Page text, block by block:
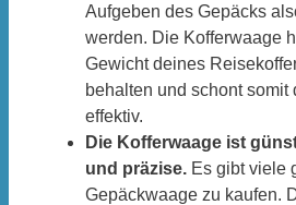
Aufgeben des Gepäcks
werden. Die Kofferwaage
Gewicht deines
behalten und schont
effektiv.
Die Kofferwaage ist
und präzise. Es gibt viele
Gepäckwaage zu kaufen.